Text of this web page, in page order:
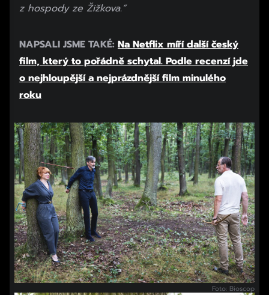
z hospody ze Žižkova.“
NAPSALI JSME TAKÉ: Na Netflix míří další český
film, který to pořádně schytal. Podle recenzí jde
o nejhloupější a nejprázdnější film minulého
roku
Foto: Bioscop